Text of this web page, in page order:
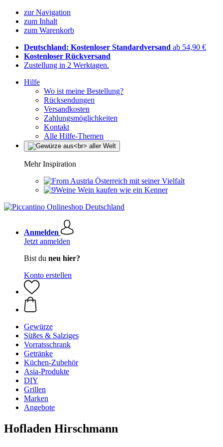
zur Navigation
zum Inhalt
zum Warenkorb
Deutschland: Kostenloser Standardversand ab 54,90 €
Kostenloser Rückversand
Zustellung in 2 Werktagen.
Hilfe
Wo ist meine Bestellung?
Rücksendungen
Versandkosten
Zahlungsmöglichkeiten
Kontakt
Alle Hilfe-Themen
Mehr Inspiration
Österreich mit seiner Vielfalt
Wein kaufen wie ein Kenner
Anmelden
Jetzt anmelden
Bist du neu hier?
Konto erstellen
Gewürze
Süßes & Salziges
Vorratsschrank
Getränke
Küchen-Zubehör
Asia-Produkte
DIY
Grillen
Marken
Angebote
Hofladen Hirschmann